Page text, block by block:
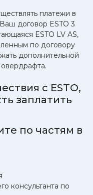
платежи в
договор ESTO 3
ESTO LV AS,
по договору
дополнительной
с ESTO,
заплатить
по частям в
консультанта по